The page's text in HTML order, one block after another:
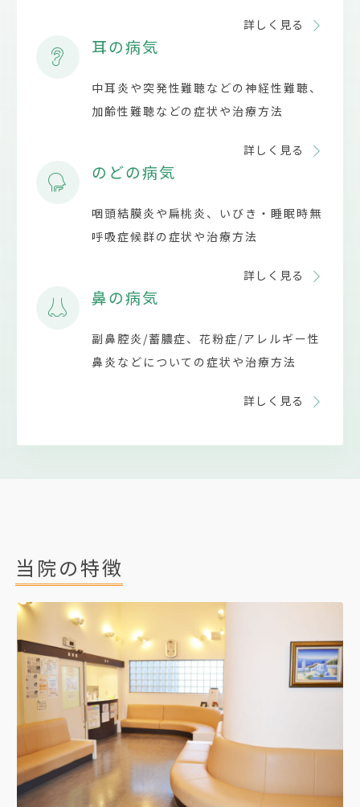
詳しく見る
耳の病気
中耳炎や突発性難聴などの神経性難聴、
加齢性難聴などの症状や治療方法
詳しく見る
のどの病気
咽頭結膜炎や扁桃炎、いびき・睡眠時無
呼吸症候群の症状や治療方法
詳しく見る
鼻の病気
副鼻腔炎/蓄膿症、花粉症/アレルギー性
鼻炎などについての症状や治療方法
詳しく見る
当院の特徴